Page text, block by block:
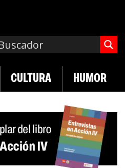
CULTURA HUMOR
la Corte por cobertura